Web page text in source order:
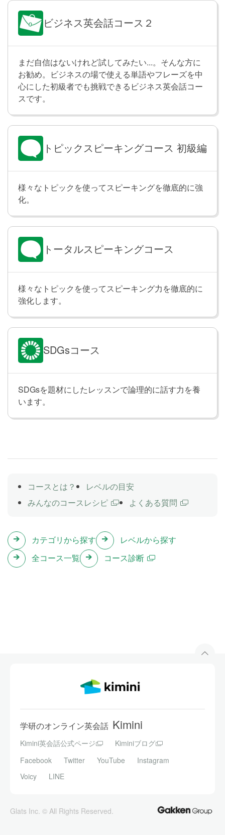
Lesson 21
Lesson 17〜20の内容をおさらいします。
Lesson 22 関係代名詞の用法 ①
関係代名詞 who や which を使った文を学習します。
「中国語を話す友人」「３年前に流行った曲」のよう
に、どのような人やものなのかを詳しく伝えられるよ
うになります。また、関係代名詞を使うことで、独立
した文と文をつなげてより長く複雑な文を作れるよう
になります。
Lesson 23 関係代名詞の用法 ②
関係代名詞 whose を使った文を学習します。「これは
昨日私が読んだ本です」のように「誰が～する/～し
た」という説明を加えて詳しく伝えられるようになり
ます。また、「私にはお母さんが先生の友人がいま
す」のように、人や物の間の関係や繋がりを明確にし
て相手に伝えられるようになります。
Lesson 24 そのほかの関係代名詞
関係代名詞 that や what を使った文を学習します。
「私の妻が欲しいのは美味しいチーズケーキです」
「この手紙に書かれていることは本当です」のよう
に、複数の情報を一つの文にまとめたり、特定の情報
やアイデアを強調して相手に伝えることができるよう
になります。
Lesson 25 テスト
ムスがお昼を食べているレストランに行きました」
「あなたに初めて会った日を覚えています」のよう
に、場所や時などについて詳しく伝えられるようにな
but 'no wrongdoing
以下のトピックについて、教師とディスカッションを
＜東京五輪エンブレム白紙撤回＞
http://st.japantimes.co.jp/news/?p=no20150911
ビジネス英会話コース２
まだ自信はないけれど試してみたい...。そんな方に
お勧め。ビジネスの場で使える単語やフレーズを中
心にした初級者でも挑戦できるビジネス英会話コー
スです。
トピックスピーキングコース 初級編
様々なトピックを使ってスピーキングを徹底的に強
化。
トータルスピーキングコース
様々なトピックを使ってスピーキング力を徹底的に
強化します。
SDGsコース
SDGsを題材にしたレッスンで論理的に話す力を養
います。
コースとは？
レベルの目安
みんなのコースレシピ
よくある質問
カテゴリから探す
レベルから探す
全コース一覧
コース診断
学研のオンライン英会話 Kimini
Kimini英会話公式ページ
Kiminiブログ
Facebook
Twitter YouTube
Instagram
Voicy
LINE
Glats Inc. © All Rights Reserved.